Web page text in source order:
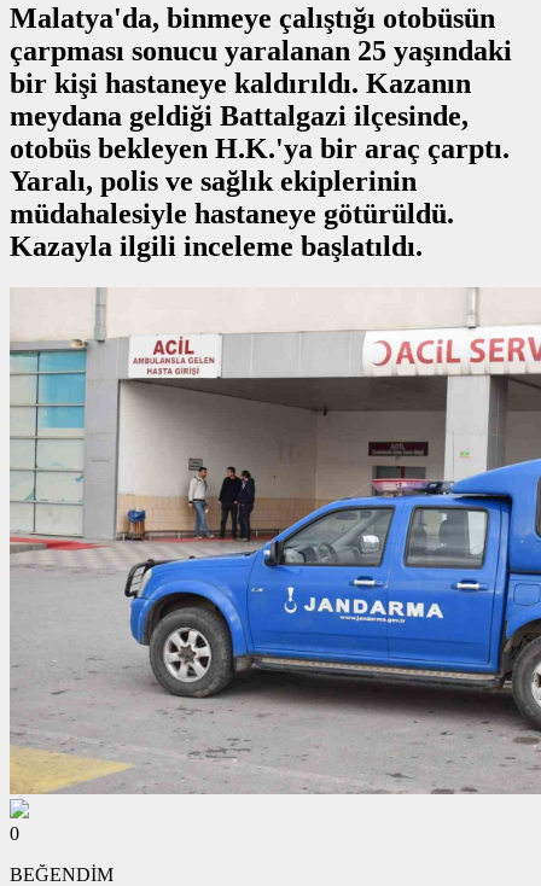
Malatya'da, binmeye çalıştığı otobüsün
çarpması sonucu yaralanan 25 yaşındaki
bir kişi hastaneye kaldırıldı. Kazanın
meydana geldiği Battalgazi ilçesinde,
otobüs bekleyen H.K.'ya bir araç çarptı.
Yaralı, polis ve sağlık ekiplerinin
müdahalesiyle hastaneye götürüldü.
Kazayla ilgili inceleme başlatıldı.
0
BEĞENDİM